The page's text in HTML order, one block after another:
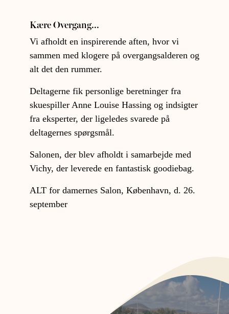
Kære Overgang...
Vi afholdt en inspirerende aften, hvor vi
sammen med klogere på overgangsalderen og
alt det den rummer.
Deltagerne fik personlige beretninger fra
skuespiller Anne Louise Hassing og indsigter
fra eksperter, der ligeledes svarede på
deltagernes spørgsmål.
Salonen, der blev afholdt i samarbejde med
Vichy, der leverede en fantastisk goodiebag.
ALT for damernes Salon, København, d. 26.
september